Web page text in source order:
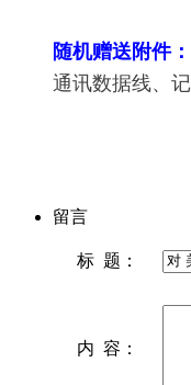
随机赠送附件：
通讯数据线、
留言
标 题：
内 容：